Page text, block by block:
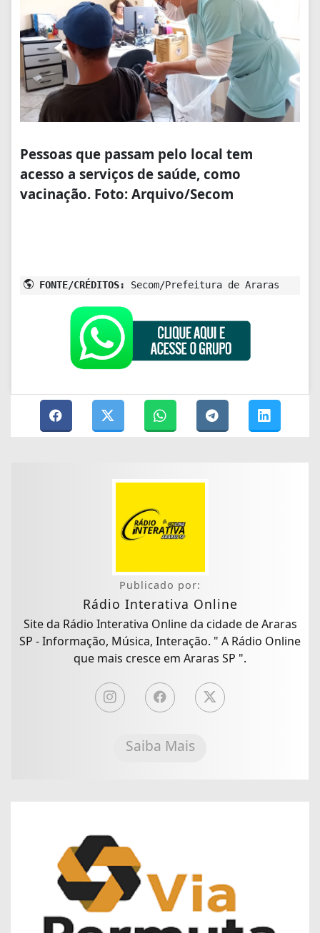
Pessoas que passam pelo local tem
acesso a serviços de saúde, como
vacinação. Foto: Arquivo/Secom
FONTE/CRÉDITOS: Secom/Prefeitura de Araras
Publicado por:
Rádio Interativa Online
Site da Rádio Interativa Online da cidade de Araras
SP - Informação, Música, Interação. " A Rádio Online
que mais cresce em Araras SP ".
Saiba Mais